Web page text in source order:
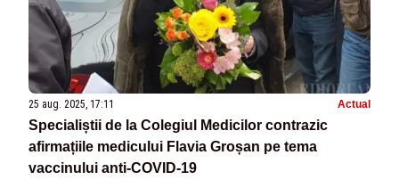
25 aug. 2025, 17:11 Actual
Specialiștii de la Colegiul Medicilor contrazic
afirmațiile medicului Flavia Groșan pe tema
vaccinului anti-COVID-19